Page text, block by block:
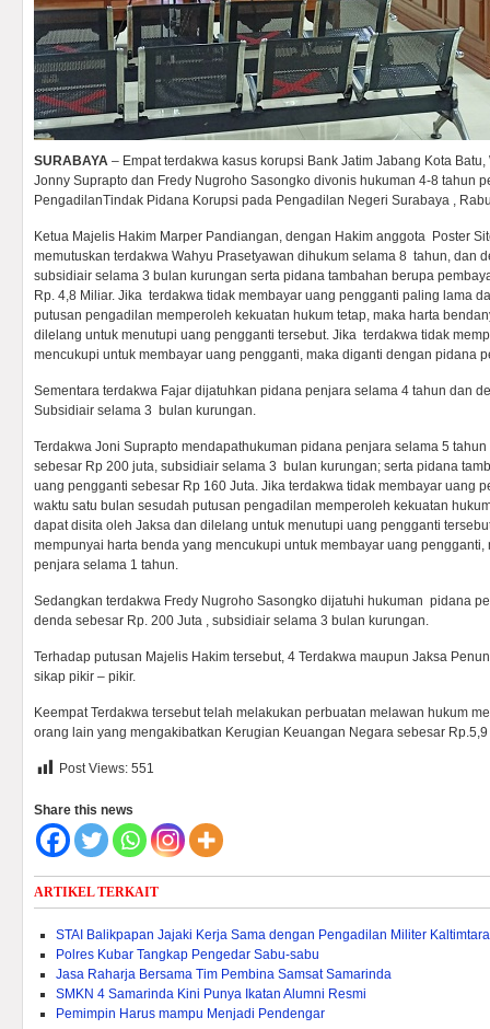
SURABAYA – Empat terdakwa kasus korupsi Bank Jatim Jabang Kota
Jonny Suprapto dan Fredy Nugroho Sasongko divonis hukuman 4-8 tahun
PengadilanTindak Pidana Korupsi pada Pengadilan Negeri Surabaya ,
Ketua Majelis Hakim Marper Pandiangan, dengan Hakim anggota Poster
memutuskan terdakwa Wahyu Prasetyawan dihukum selama 8 tahun, dan
subsidiair selama 3 bulan kurungan serta pidana tambahan berupa
Rp. 4,8 Miliar. Jika terdakwa tidak membayar uang pengganti paling lama
putusan pengadilan memperoleh kekuatan hukum tetap, maka harta
dilelang untuk menutupi uang pengganti tersebut. Jika terdakwa tidak
mencukupi untuk membayar uang pengganti, maka diganti dengan pidana
Sementara terdakwa Fajar dijatuhkan pidana penjara selama 4 tahun dan
Subsidiair selama 3 bulan kurungan.
Terdakwa Joni Suprapto mendapathukuman pidana penjara selama 5
sebesar Rp 200 juta, subsidiair selama 3 bulan kurungan; serta pidana
uang pengganti sebesar Rp 160 Juta. Jika terdakwa tidak membayar uang
waktu satu bulan sesudah putusan pengadilan memperoleh kekuatan
dapat disita oleh Jaksa dan dilelang untuk menutupi uang pengganti
mempunyai harta benda yang mencukupi untuk membayar uang
penjara selama 1 tahun.
Sedangkan terdakwa Fredy Nugroho Sasongko dijatuhi hukuman pidana
denda sebesar Rp. 200 Juta , subsidiair selama 3 bulan kurungan.
Terhadap putusan Majelis Hakim tersebut, 4 Terdakwa maupun Jaksa
sikap pikir – pikir.
Keempat Terdakwa tersebut telah melakukan perbuatan melawan hukum
orang lain yang mengakibatkan Kerugian Keuangan Negara sebesar
Post Views: 551
Share this news
ARTIKEL TERKAIT
STAI Balikpapan Jajaki Kerja Sama dengan Pengadilan Militer Kaltimtara
Polres Kubar Tangkap Pengedar Sabu-sabu
Jasa Raharja Bersama Tim Pembina Samsat Samarinda
SMKN 4 Samarinda Kini Punya Ikatan Alumni Resmi
Pemimpin Harus mampu Menjadi Pendengar